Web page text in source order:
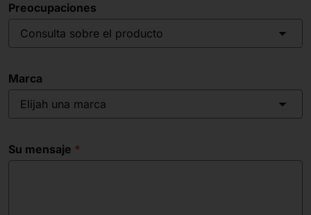
Preocupaciones
Consulta sobre el producto
Marca
Elijah una marca
Su mensaje